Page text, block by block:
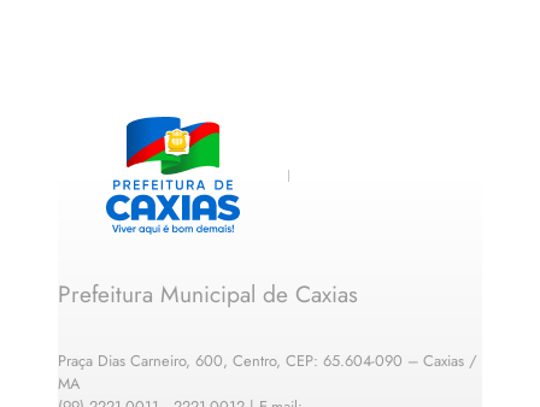
Prefeitura Municipal de Caxias
Praça Dias Carneiro, 600, Centro, CEP: 65.604-090 – Caxias /
MA